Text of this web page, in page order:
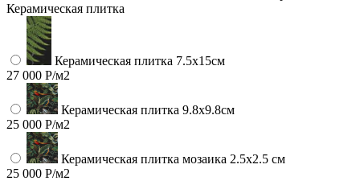
Керамическая плитка
Керамическая плитка 7.5х15см
27 000 Р/м2
Керамическая плитка 9.8x9.8см
25 000 Р/м2
Керамическая плитка мозаика 2.5x2.5 см
25 000 Р/м2